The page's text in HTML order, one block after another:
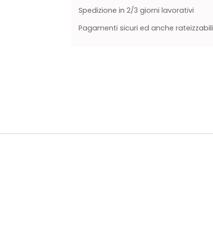
Spedizione in 2/3 giorni lavorativi
Pagamenti sicuri ed anche rateizzabili